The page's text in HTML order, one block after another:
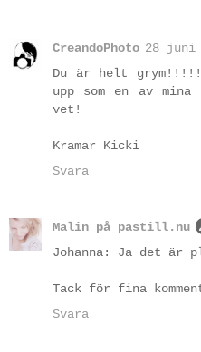
CreandoPhoto 28 juni
Du är helt grym!!!!!
upp som en av
vet!
Kramar Kicki
Svara
Malin på pastill.nu
Johanna: Ja det är
Tack för fina
Svara